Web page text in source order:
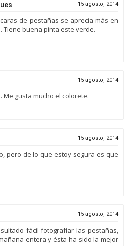
15 agosto, 2014
de pestañas se aprecia más en
Tiene buena pinta este verde.
15 agosto, 2014
Me gusta mucho el colorete.
15 agosto, 2014
pero de lo que estoy segura es que
15 agosto, 2014
fácil fotografíar las pestañas,
entera y ésta ha sido la mejor